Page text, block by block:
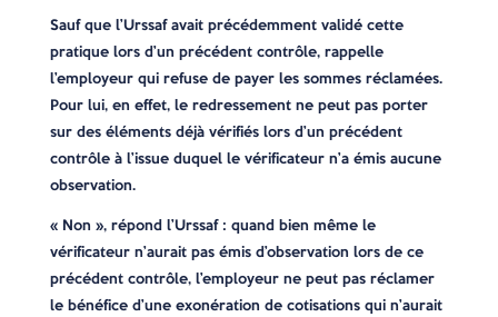
Sauf que l’Urssaf avait précédemment validé cette
pratique lors d’un précédent contrôle, rappelle
l’employeur qui refuse de payer les sommes réclamées.
Pour lui, en effet, le redressement ne peut pas porter
sur des éléments déjà vérifiés lors d’un précédent
contrôle à l’issue duquel le vérificateur n’a émis aucune
observation.
« Non », répond l’Urssaf : quand bien même le
vérificateur n’aurait pas émis d’observation lors de ce
précédent contrôle, l’employeur ne peut pas réclamer
le bénéfice d’une exonération de cotisations qui n’aurait